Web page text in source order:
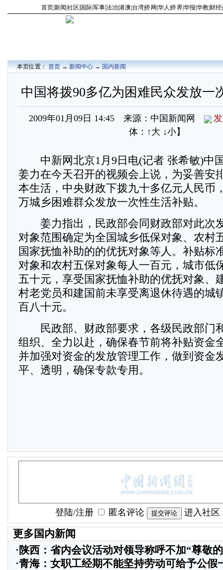
首页新闻 社区 国际军事法治港澳 台湾|侨网 华人 |侨界华报 华教 财经
本页位置：首页→新闻中心→国内新闻
中国将拨90多亿为困难民众发放一
2009年01月09日 14:45 来源：中国新闻网
体： ↑大 ↓小】
中新网北京1月9日电(记者 张希敏)中
姜力在今天召开的视频会上说，为妥善安
本生活，中央财政下拨九十多亿元人民币
万城乡困难群众发放一次性生活补贴。
姜力指出，民政部会同财政部对此次
对象范围确定为全国城乡低保对象、农村
国家抚恤补助的的优抚对象等人。补贴标
对象和农村五保对象每人一百元，城市低
五十元，享受国家抚恤补助的优抚对象、
村老党员和建国前未享受离退休待遇的城
百八十元。
民政部、财政部要求，各级民政部门
组织、全力以赴，确保春节前将补贴资金
并加强对资金的发放管理工作，做到资金
平、透明，确保专款专用。
登陆/注册 匿名评论 进入社区
更多国内新闻
·陕西：省内会议活动对领导称呼不加“尊敬
·青海：女职工经期不能坚持劳动可给予公假